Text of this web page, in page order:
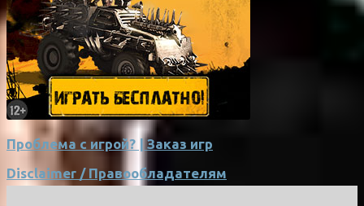
Проблема с игрой? | Заказ игр
Disclaimer / Правообладателям